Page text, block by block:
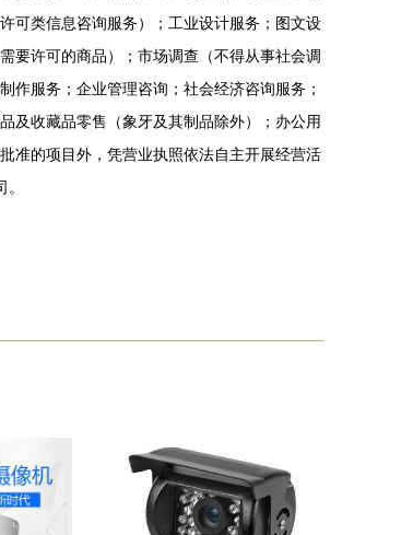
可类信息咨询服务）；工业设计服务；图文设
要许可的商品）；市场调查（不得从事社会调
作服务；企业管理咨询；社会经济咨询服务；
及收藏品零售（象牙及其制品除外）；办公用
准的项目外，凭营业执照依法自主开展经营活